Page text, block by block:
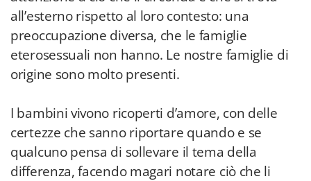
all’esterno rispetto al loro contesto: una
preoccupazione diversa, che le famiglie
eterosessuali non hanno. Le nostre famiglie di
origine sono molto presenti.
I bambini vivono ricoperti d’amore, con delle
certezze che sanno riportare quando e se
qualcuno pensa di sollevare il tema della
differenza, facendo magari notare ciò che li